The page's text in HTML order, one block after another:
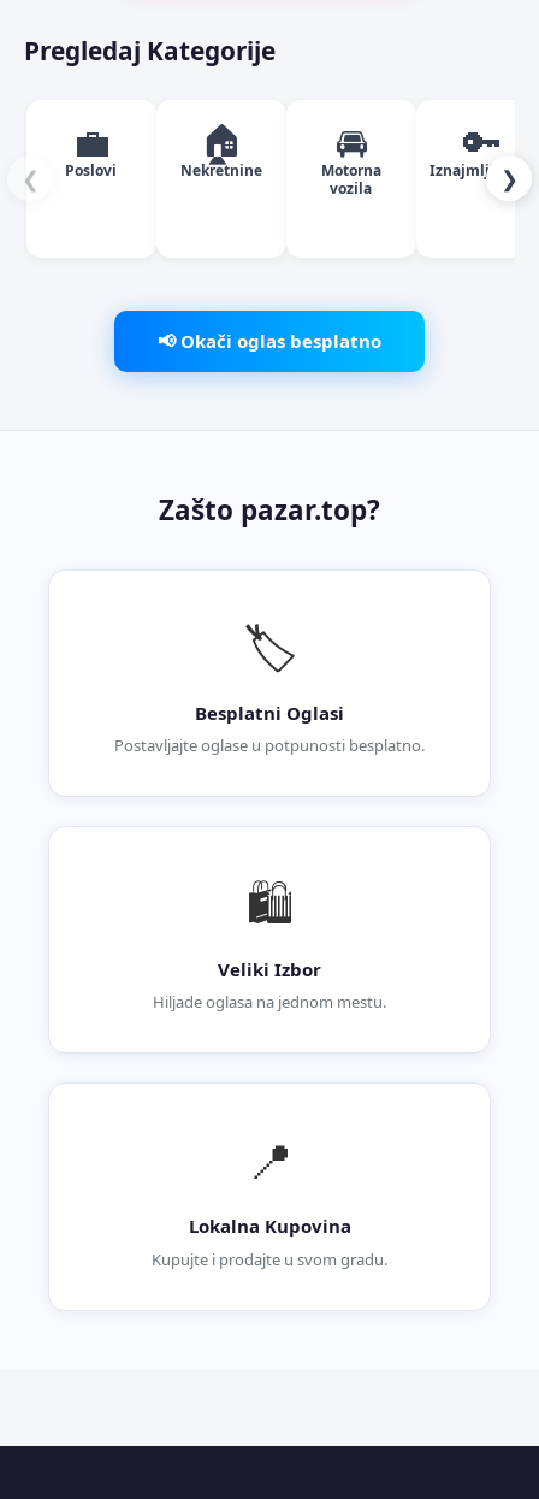
Pregledaj Kategorije
❮
💼
Poslovi
🏠
Nekretnine
🚘
Motorna
vozila
🔑
Iznajmljivanje
❯
📢 Okači oglas besplatno
Zašto pazar.top?
🏷️
Besplatni Oglasi
Postavljajte oglase u potpunosti besplatno.
🛍️
Veliki Izbor
Hiljade oglasa na jednom mestu.
📍
Lokalna Kupovina
Kupujte i prodajte u svom gradu.